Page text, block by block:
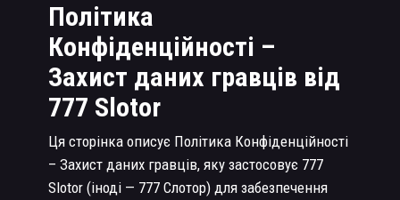
Політика
Конфіденційності –
Захист даних гравців від
777 Slotor
Ця сторінка описує Політика Конфіденційності
– Захист даних гравців, яку застосовує 777
Slotor (іноді — 777 Слотор) для забезпечення